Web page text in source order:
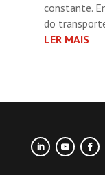
constante.
do
LER MAIS